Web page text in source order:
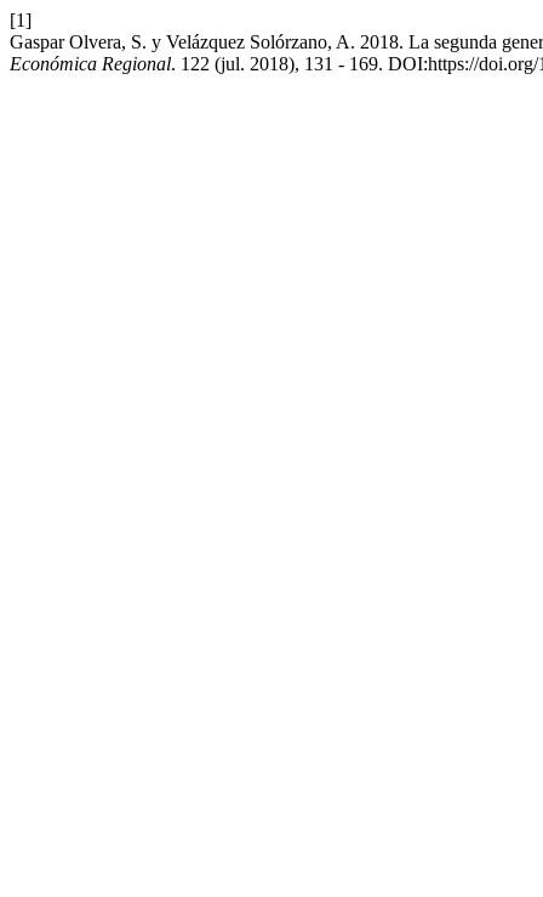
[1]
Gaspar Olvera, S. y Velázquez Solórzano, A. 2018. La segunda
Económica Regional. 122 (jul. 2018), 131 - 169. DOI:https://